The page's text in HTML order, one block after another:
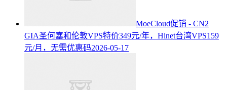
MoeCloud促销 - CN2
GIA圣何塞和伦敦VPS特价349元/年，Hinet台湾VPS159
元/月，无需优惠码2026-05-17